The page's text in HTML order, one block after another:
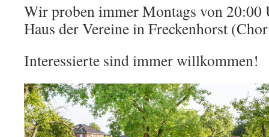
Wir proben immer Montags von
Haus der Vereine in Freckenhorst
Interessierte sind immer willkommen!